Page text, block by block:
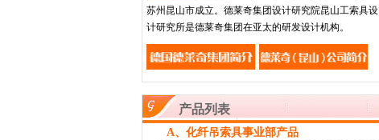
苏州昆山市成立。德莱奇集团设计研究院昆山工索具设
计研究所是德莱奇集团在亚太的研发设计机构。
产品列表
A、化纤吊索具事业部产品